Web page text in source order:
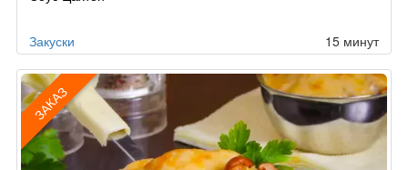
Закуски 15 минут
ЗАКАЗ